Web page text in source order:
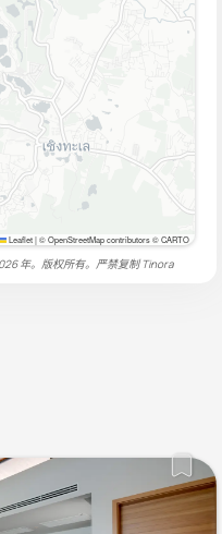
Leaflet|© OpenStreetMap contributors © CARTO
年。版权所有。严禁复制Tinora